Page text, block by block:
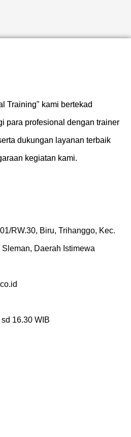
Training" kami bertekad
para profesional dengan trainer
dukungan layanan terbaik
kegiatan kami.
RW.30, Biru, Trihanggo, Kec.
Daerah Istimewa
16.30 WIB